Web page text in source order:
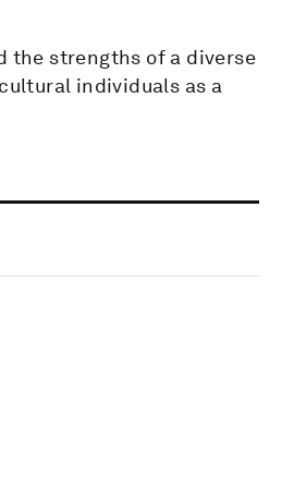
the strengths of a diverse
individuals as a